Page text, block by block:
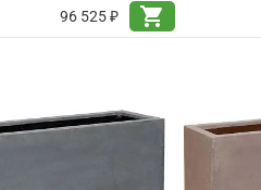
96 525 ₽
shopping_cart